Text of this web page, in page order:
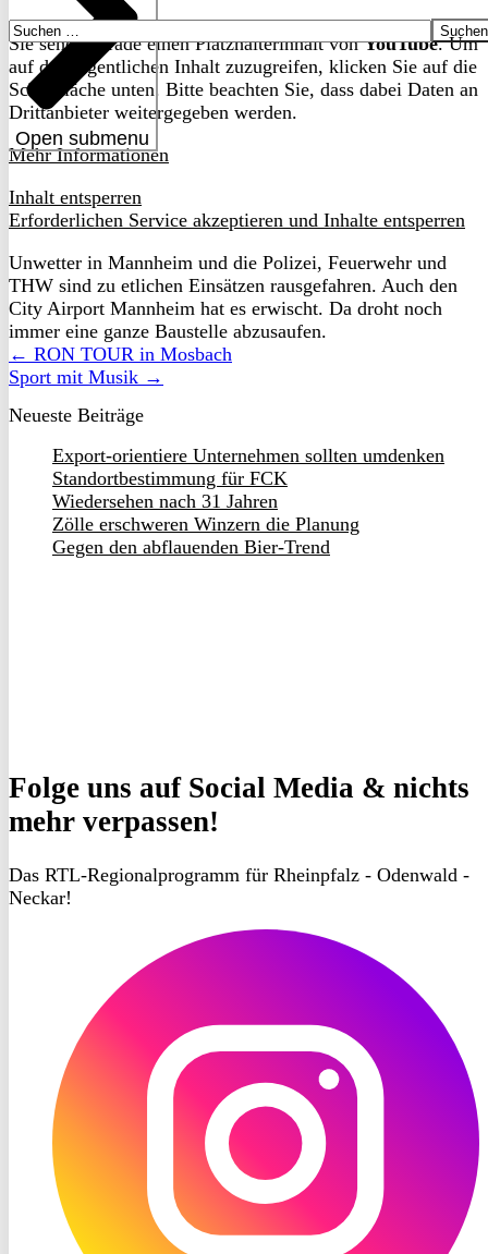
Open submenu
Suchen
nach:
Sie sehen gerade einen Platzhalterinhalt vonYouTube. Um
auf den eigentlichen Inhalt zuzugreifen, klicken Sie auf die
Schaltfläche unten. Bitte beachten Sie, dass dabei Daten an
Drittanbieter weitergegeben werden.
Mehr Informationen
Inhalt entsperren
Erforderlichen Service akzeptieren und Inhalte entsperren
Unwetter in Mannheim und die Polizei, Feuerwehr und
THW sind zu etlichen Einsätzen rausgefahren. Auch den
City Airport Mannheim hat es erwischt. Da droht noch
immer eine ganze Baustelle abzusaufen.
← RON TOUR in Mosbach
Sport mit Musik →
Neueste Beiträge
Export-orientiere Unternehmen sollten umdenken
Standortbestimmung für FCK
Wiedersehen nach 31 Jahren
Zölle erschweren Winzern die Planung
Gegen den abflauenden Bier-Trend
Folge uns auf Social Media & nichts
mehr verpassen!
Das RTL-Regionalprogramm für Rheinpfalz - Odenwald -
Neckar!
Instagram